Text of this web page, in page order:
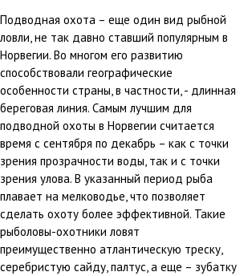
Подводная охота – еще один вид рыбной
ловли, не так давно ставший популярным в
Норвегии. Во многом его развитию
способствовали географические
особенности страны, в частности, - длинная
береговая линия. Самым лучшим для
подводной охоты в Норвегии считается
время с сентября по декабрь – как с точки
зрения прозрачности воды, так и с точки
зрения улова. В указанный период рыба
плавает на мелководье, что позволяет
сделать охоту более эффективной. Такие
рыболовы-охотники ловят
преимущественно атлантическую треску,
серебристую сайду, палтус, а еще – зубатку